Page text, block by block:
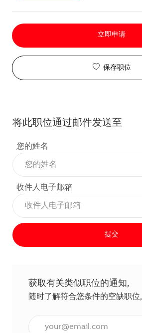
立即申请
保存职位
将此职位通过邮件发送至
您的姓名
收件人电子邮箱
提交
获取有关类似职位的通知,
随时了解符合您条件的空缺职位,